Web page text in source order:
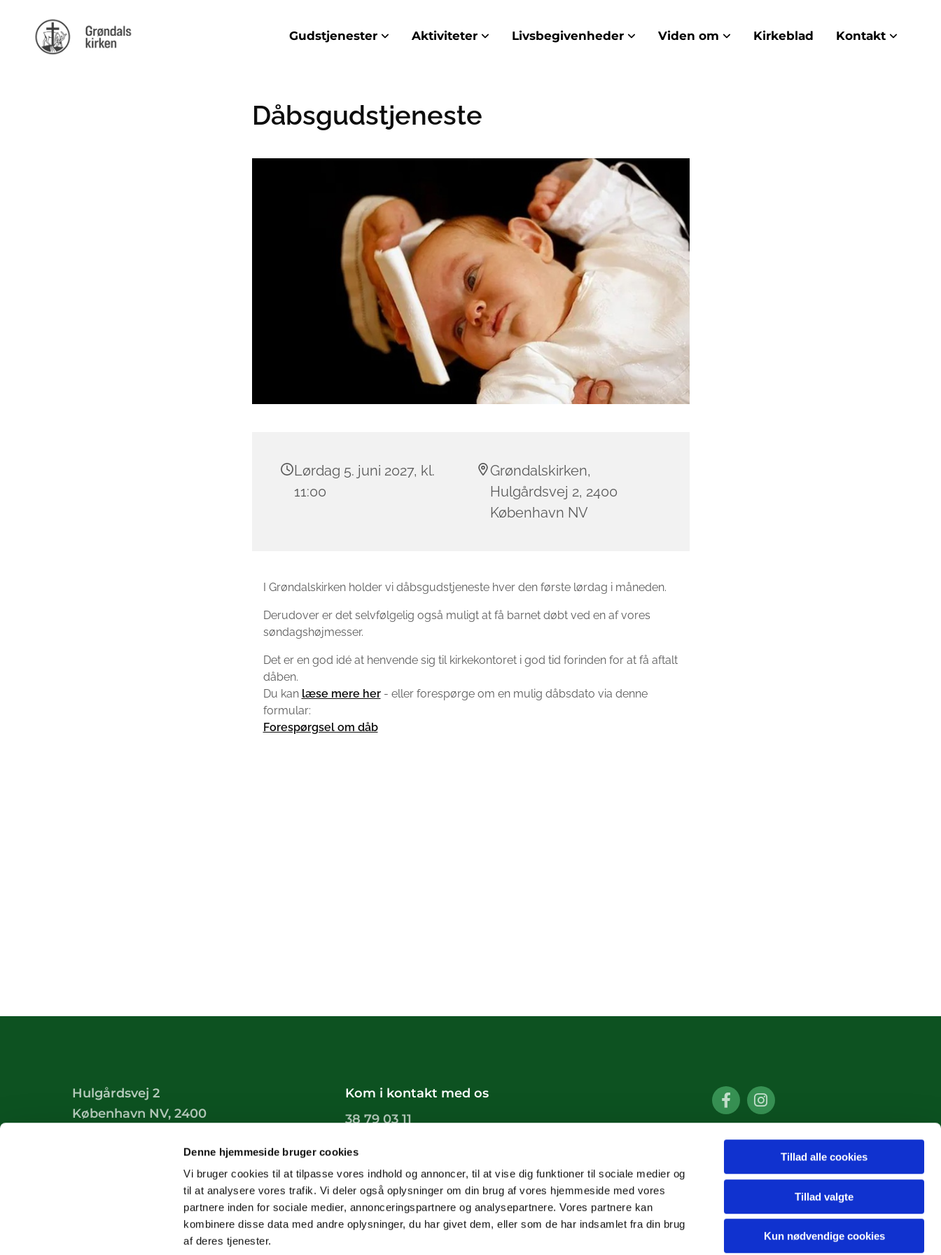
Denne hjemmeside bruger cookies
Vi bruger cookies til at tilpasse vores indhold og annoncer, til at vise dig funktioner til sociale medier og
til at analysere vores trafik. Vi deler også oplysninger om din brug af vores hjemmeside med vores
partnere inden for sociale medier, annonceringspartnere og analysepartnere. Vores partnere kan
kombinere disse data med andre oplysninger, du har givet dem, eller som de har indsamlet fra din brug
af deres tjenester.
Tillad alle cookies
Tillad valgte
Kun nødvendige cookies
Gudstjenester Aktiviteter Livsbegivenheder Viden om Kirkeblad Kontakt
Dåbsgudstjeneste
Lørdag 5. juni 2027, kl.
11:00
Grøndalskirken,
Hulgårdsvej 2, 2400
København NV
I Grøndalskirken holder vi dåbsgudstjeneste hver den første lørdag i måneden.
Derudover er det selvfølgelig også muligt at få barnet døbt ved en af vores
søndagshøjmesser.
Det er en god idé at henvende sig til kirkekontoret i god tid forinden for at få aftalt
dåben.
Du kan læse mere her - eller forespørge om en mulig dåbsdato via denne
formular:
Forespørgsel om dåb
Hulgårdsvej 2
København NV, 2400
Kom i kontakt med os
38 79 03 11
groendals.sogn@km.dk